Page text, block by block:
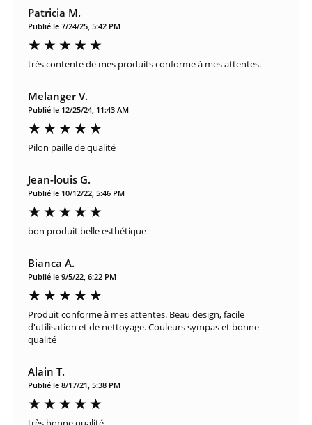
Patricia M.
Publié le 7/24/25, 5:42 PM
très contente de mes produits conforme à mes attentes.
Melanger V.
Publié le 12/25/24, 11:43 AM
Pilon paille de qualité
Jean-louis G.
Publié le 10/12/22, 5:46 PM
bon produit belle esthétique
Bianca A.
Publié le 9/5/22, 6:22 PM
Produit conforme à mes attentes. Beau design, facile
d'utilisation et de nettoyage. Couleurs sympas et bonne
qualité
Alain T.
Publié le 8/17/21, 5:38 PM